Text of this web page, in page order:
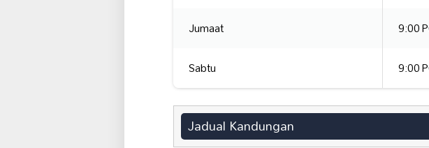
Jumaat
9:00
Sabtu
9:00
Jadual Kandungan